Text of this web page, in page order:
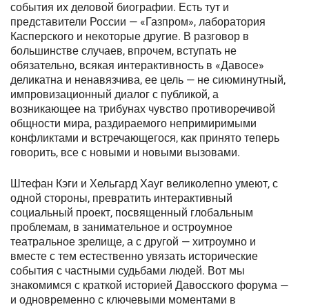
события их деловой биографии. Есть тут и
представители России — «Газпром», лаборатория
Касперского и некоторые другие. В разговор в
большинстве случаев, впрочем, вступать не
обязательно, всякая интерактивность в «Давосе»
деликатна и ненавязчива, ее цель — не сиюминутный,
импровизационный диалог с публикой, а
возникающее на трибунах чувство противоречивой
общности мира, раздираемого непримиримыми
конфликтами и встречающегося, как принято теперь
говорить, все с новыми и новыми вызовами.
Штефан Кэги и Хельгард Хауг великолепно умеют, с
одной стороны, превратить интерактивный
социальный проект, посвященный глобальным
проблемам, в занимательное и остроумное
театральное зрелище, а с другой — хитроумно и
вместе с тем естественно увязать исторические
события с частными судьбами людей. Вот мы
знакомимся с краткой историей Давосского форума —
и одновременно с ключевыми моментами в